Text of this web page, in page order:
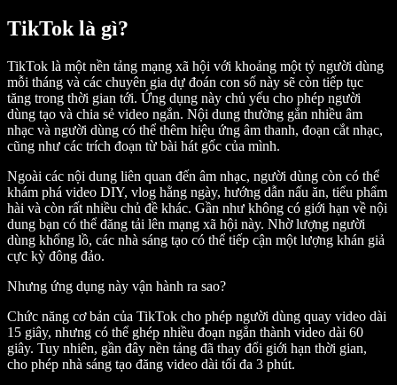
TikTok là gì?
TikTok là một nền tảng mạng xã hội với khoảng một tỷ người dùng
mỗi tháng và các chuyên gia dự đoán con số này sẽ còn tiếp tục
tăng trong thời gian tới. Ứng dụng này chủ yếu cho phép người
dùng tạo và chia sẻ video ngắn. Nội dung thường gắn nhiều âm
nhạc và người dùng có thể thêm hiệu ứng âm thanh, đoạn cắt nhạc,
cũng như các trích đoạn từ bài hát gốc của mình.
Ngoài các nội dung liên quan đến âm nhạc, người dùng còn có thể
khám phá video DIY, vlog hằng ngày, hướng dẫn nấu ăn, tiểu phẩm
hài và còn rất nhiều chủ đề khác. Gần như không có giới hạn về nội
dung bạn có thể đăng tải lên mạng xã hội này. Nhờ lượng người
dùng khổng lồ, các nhà sáng tạo có thể tiếp cận một lượng khán giả
cực kỳ đông đảo.
Nhưng ứng dụng này vận hành ra sao?
Chức năng cơ bản của TikTok cho phép người dùng quay video dài
15 giây, nhưng có thể ghép nhiều đoạn ngắn thành video dài 60
giây. Tuy nhiên, gần đây nền tảng đã thay đổi giới hạn thời gian,
cho phép nhà sáng tạo đăng video dài tối đa 3 phút.